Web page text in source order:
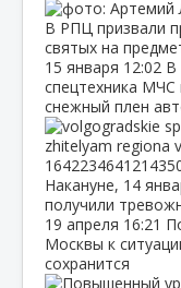
В РПЦ призвали
святых на
15 января 12:02 В
спецтехника
снежный плен
Накануне, 14
получили
19 апреля 16:21
Москвы к
сохранится